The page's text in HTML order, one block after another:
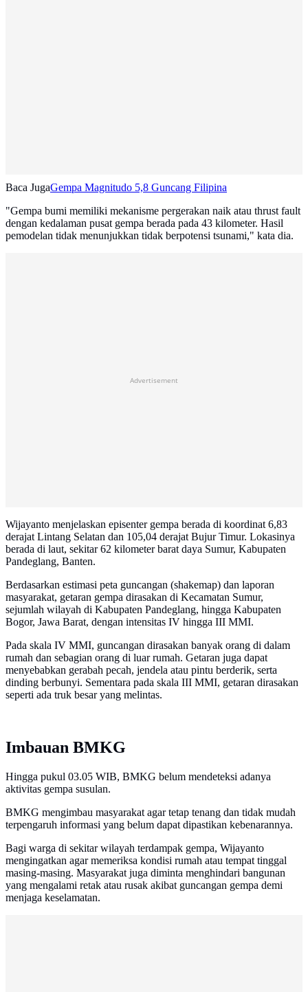
Baca JugaGempa Magnitudo 5,8 Guncang Filipina
"Gempa bumi memiliki mekanisme pergerakan naik atau thrust fault
dengan kedalaman pusat gempa berada pada 43 kilometer. Hasil
pemodelan tidak menunjukkan tidak berpotensi tsunami," kata dia.
Advertisement
Wijayanto menjelaskan episenter gempa berada di koordinat 6,83
derajat Lintang Selatan dan 105,04 derajat Bujur Timur. Lokasinya
berada di laut, sekitar 62 kilometer barat daya Sumur, Kabupaten
Pandeglang, Banten.
Berdasarkan estimasi peta guncangan (shakemap) dan laporan
masyarakat, getaran gempa dirasakan di Kecamatan Sumur,
sejumlah wilayah di Kabupaten Pandeglang, hingga Kabupaten
Bogor, Jawa Barat, dengan intensitas IV hingga III MMI.
Pada skala IV MMI, guncangan dirasakan banyak orang di dalam
rumah dan sebagian orang di luar rumah. Getaran juga dapat
menyebabkan gerabah pecah, jendela atau pintu berderik, serta
dinding berbunyi. Sementara pada skala III MMI, getaran dirasakan
seperti ada truk besar yang melintas.
Imbauan BMKG
Hingga pukul 03.05 WIB, BMKG belum mendeteksi adanya
aktivitas gempa susulan.
BMKG mengimbau masyarakat agar tetap tenang dan tidak mudah
terpengaruh informasi yang belum dapat dipastikan kebenarannya.
Bagi warga di sekitar wilayah terdampak gempa, Wijayanto
mengingatkan agar memeriksa kondisi rumah atau tempat tinggal
masing-masing. Masyarakat juga diminta menghindari bangunan
yang mengalami retak atau rusak akibat guncangan gempa demi
menjaga keselamatan.